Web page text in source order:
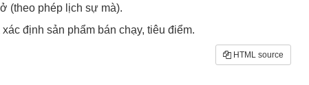
(theo phép lịch sự mà).
định sản phẩm bán chạy, tiêu điểm.
HTML source